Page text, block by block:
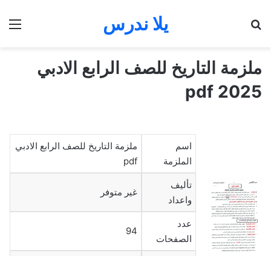
يلا ندرس
ملزمة التاريخ للصف الرابع الادبي
2025 pdf
اسم
الملزمة
ملزمة التاريخ للصف الرابع الادبي
pdf
تأليف
واعداد
غير متوفر
عدد
الصفحات
94